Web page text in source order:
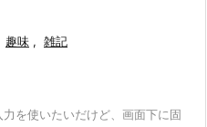
趣味 , 雑記
力を使いたいだけど、画面下に固